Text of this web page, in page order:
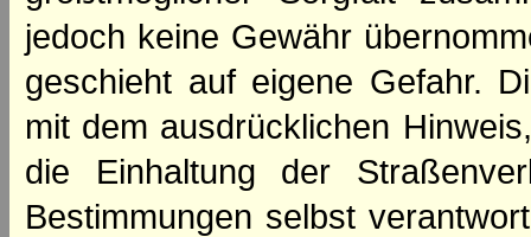
jedoch keine Gewähr
geschieht auf eigene Gefahr.
mit dem ausdrücklichen
die Einhaltung der
Bestimmungen selbst